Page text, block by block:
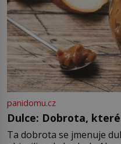
panidomu.cz
Dulce: Dobrota,
Ta dobrota se jmenuje